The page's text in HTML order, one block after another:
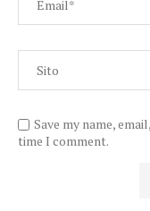
Save my name,
time I comment.